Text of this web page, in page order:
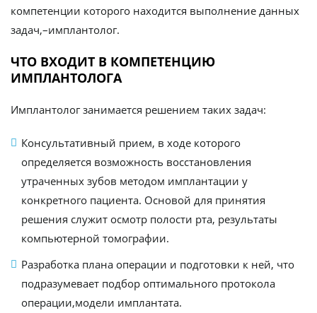
компетенции которого находится выполнение данных
задач,–имплантолог.
ЧТО ВХОДИТ В КОМПЕТЕНЦИЮ
ИМПЛАНТОЛОГА
Имплантолог занимается решением таких задач:
Консультативный прием, в ходе которого
определяется возможность восстановления
утраченных зубов методом имплантации у
конкретного пациента. Основой для принятия
решения служит осмотр полости рта, результаты
компьютерной томографии.
Разработка плана операции и подготовки к ней, что
подразумевает подбор оптимального протокола
операции,модели имплантата.